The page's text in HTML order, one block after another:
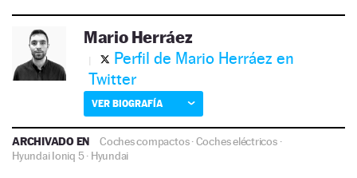
Mario Herráez
Perfil de Mario Herráez en
Twitter
VER BIOGRAFÍA
ARCHIVADO EN Coches compactos·Coches eléctricos·
Hyundai Ioniq 5· Hyundai